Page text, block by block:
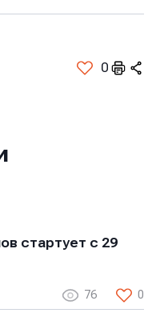
0
стартует с 29
76 0